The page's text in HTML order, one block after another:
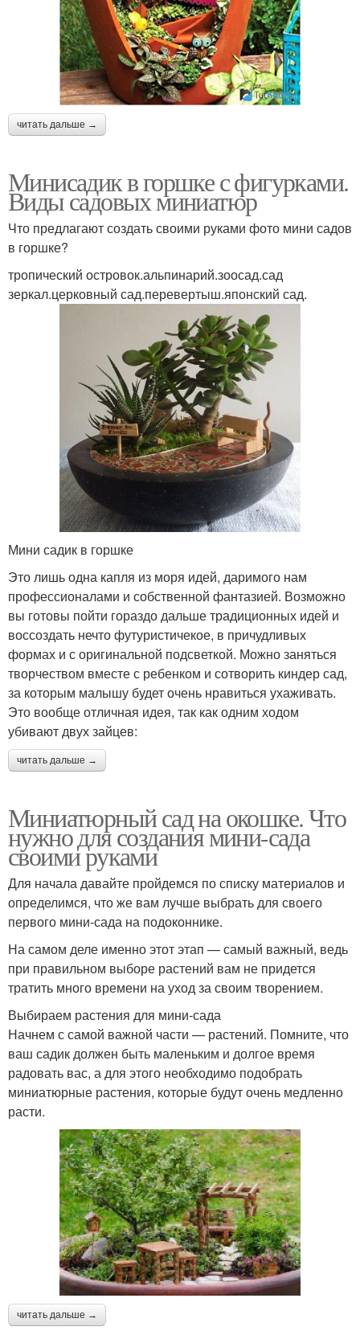
читать дальше →
Минисадик в горшке с фигурками.
Виды садовых миниатюр
Что предлагают создать своими руками фото мини садов
в горшке?
тропический островок.альпинарий.зоосад.сад
зеркал.церковный сад.перевертыш.японский сад.
Мини садик в горшке
Это лишь одна капля из моря идей, даримого нам
профессионалами и собственной фантазией. Возможно
вы готовы пойти гораздо дальше традиционных идей и
воссоздать нечто футуристичекое, в причудливых
формах и с оригинальной подсветкой. Можно заняться
творчеством вместе с ребенком и сотворить киндер сад,
за которым малышу будет очень нравиться ухаживать.
Это вообще отличная идея, так как одним ходом
убивают двух зайцев:
читать дальше →
Миниатюрный сад на окошке. Что
нужно для создания мини-сада
своими руками
Для начала давайте пройдемся по списку материалов и
определимся, что же вам лучше выбрать для своего
первого мини-сада на подоконнике.
На самом деле именно этот этап — самый важный, ведь
при правильном выборе растений вам не придется
тратить много времени на уход за своим творением.
Выбираем растения для мини-сада
Начнем с самой важной части — растений. Помните, что
ваш садик должен быть маленьким и долгое время
радовать вас, а для этого необходимо подобрать
миниатюрные растения, которые будут очень медленно
расти.
читать дальше →